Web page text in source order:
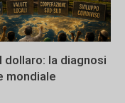
dollaro: la diagnosi
mondiale